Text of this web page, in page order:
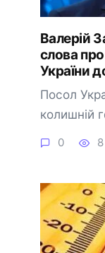
Валерій
слова
України
Посол
колишній
0 8